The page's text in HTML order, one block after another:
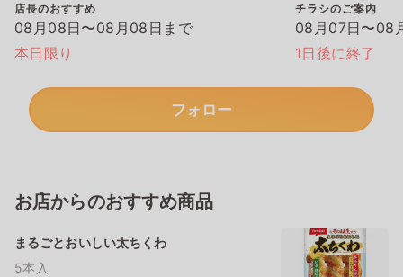
店長のおすすめ
08月08日〜08月08日まで
本日限り
チラシのご案内
08月07日〜08
1日後に終了
フォロー
お店からのおすすめ商品
まるごとおいしい太ちくわ
5本入